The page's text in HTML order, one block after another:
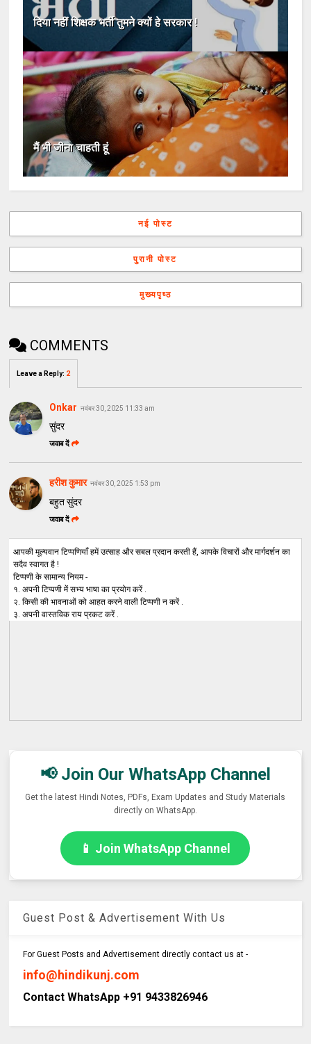
दिया नहीं शिक्षक भर्ती तुमने क्यों हे सरकार !
मैं भी जीना चाहती हूं
नई पोस्ट
पुरानी पोस्ट
मुख्यपृष्ठ
COMMENTS
Leave a Reply: 2
Onkar नवंबर 30, 2025 11:33 am
सुंदर
जवाब दें
हरीश कुमार नवंबर 30, 2025 1:53 pm
बहुत सुंदर
जवाब दें
आपकी मूल्यवान टिप्पणियाँ हमें उत्साह और सबल प्रदान करती हैं, आपके विचारों और मार्गदर्शन का
सदैव स्वागत है !
टिप्पणी के सामान्य नियम -
१. अपनी टिप्पणी में सभ्य भाषा का प्रयोग करें .
२. किसी की भावनाओं को आहत करने वाली टिप्पणी न करें .
३. अपनी वास्तविक राय प्रकट करें .
📢 Join Our WhatsApp Channel
Get the latest Hindi Notes, PDFs, Exam Updates and Study Materials
directly on WhatsApp.
📱 Join WhatsApp Channel
Guest Post & Advertisement With Us
For Guest Posts and Advertisement directly contact us at -
info@hindikunj.com
Contact WhatsApp +91 9433826946